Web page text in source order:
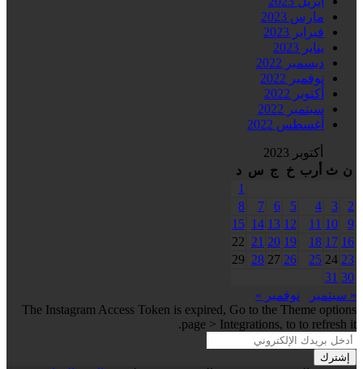
مارس 2023
فبراير 2023
يناير 2023
ديسمبر 2022
نوفمبر 2022
أكتوبر 2022
سبتمبر 2022
أغسطس 2022
أكتوبر 2023
ن ث أرب خ ج س د
1
2
3
4
5
6
7
8
9
10
11
12
13
14
15
16
17
18
19
20
21
22
23
24
25
26
27
28
29
30
31
« سبتمبر
نوفمبر »
The Instagram Access Token is expired, Go to the Theme options
page > Integrations, to to refresh it.
أدخل
بريدك